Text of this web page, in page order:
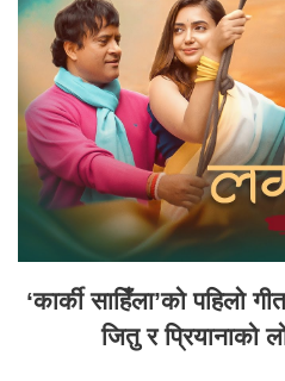
‘कार्की साहिँला’को पहिलो
जितु र प्रियानाको